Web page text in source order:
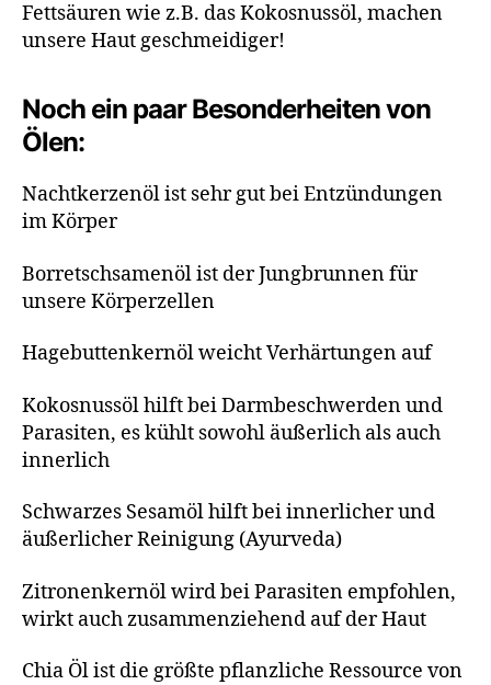
Fettsäuren wie z.B. das Kokosnussöl, machen
unsere Haut geschmeidiger!
Noch ein paar Besonderheiten von
Ölen:
Nachtkerzenöl ist sehr gut bei Entzündungen
im Körper
Borretschsamenöl ist der Jungbrunnen für
unsere Körperzellen
Hagebuttenkernöl weicht Verhärtungen auf
Kokosnussöl hilft bei Darmbeschwerden und
Parasiten, es kühlt sowohl äußerlich als auch
innerlich
Schwarzes Sesamöl hilft bei innerlicher und
äußerlicher Reinigung (Ayurveda)
Zitronenkernöl wird bei Parasiten empfohlen,
wirkt auch zusammenziehend auf der Haut
Chia Öl ist die größte pflanzliche Ressource von